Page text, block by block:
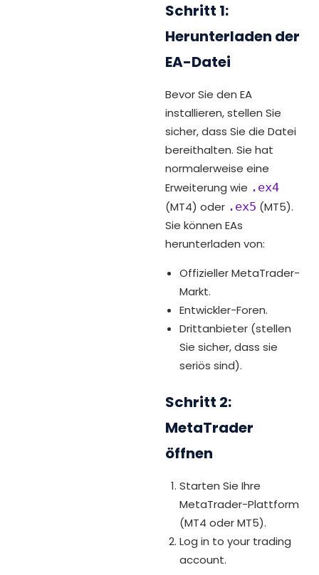
Schritt 1:
Herunterladen der
EA-Datei
Bevor Sie den EA
installieren, stellen Sie
sicher, dass Sie die Datei
bereithalten. Sie hat
normalerweise eine
Erweiterung wie .ex4
(MT4) oder .ex5 (MT5).
Sie können EAs
herunterladen von:
Offizieller MetaTrader-
Markt.
Entwickler-Foren.
Drittanbieter (stellen
Sie sicher, dass sie
seriös sind).
Schritt 2:
MetaTrader
öffnen
Starten Sie Ihre
MetaTrader-Plattform
(MT4 oder MT5).
Log in to your trading
account.